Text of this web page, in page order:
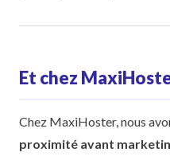
Et chez
Chez MaxiHoster, nous
proximité avant